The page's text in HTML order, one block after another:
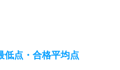
低点・合格平均点